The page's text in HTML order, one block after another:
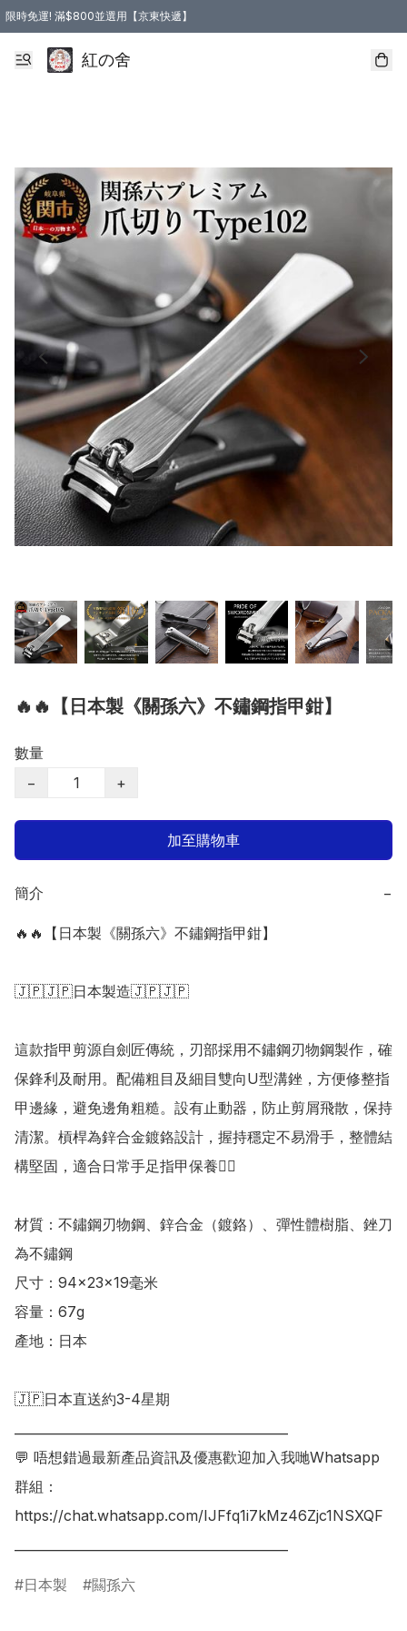
限時免運! 滿$800並選用【京東快遞】
紅の舍
🔥🔥【日本製《關孫六》不鏽鋼指甲鉗】
數量
−
+
加至購物車
簡介 −
🔥🔥【日本製《關孫六》不鏽鋼指甲鉗】
🇯🇵🇯🇵日本製造🇯🇵🇯🇵
這款指甲剪源自劍匠傳統，刃部採用不鏽鋼刃物鋼製作，確
保鋒利及耐用。配備粗目及細目雙向U型溝銼，方便修整指
甲邊緣，避免邊角粗糙。設有止動器，防止剪屑飛散，保持
清潔。槓桿為鋅合金鍍鉻設計，握持穩定不易滑手，整體結
構堅固，適合日常手足指甲保養👍🏻
材質：不鏽鋼刃物鋼、鋅合金（鍍鉻）、彈性體樹脂、銼刀
為不鏽鋼
尺寸：94×23×19毫米
容量：67g
產地：日本
🇯🇵日本直送約3-4星期
💬 唔想錯過最新產品資訊及優惠歡迎加入我哋Whatsapp
群組：
https://chat.whatsapp.com/IJFfq1i7kMz46Zjc1NSXQF
日本製 闗孫六